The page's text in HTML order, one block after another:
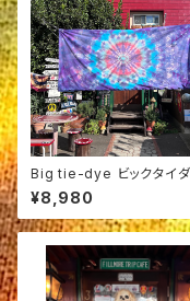
Big tie-dye ビックタイ
gle mat cover
¥8,980